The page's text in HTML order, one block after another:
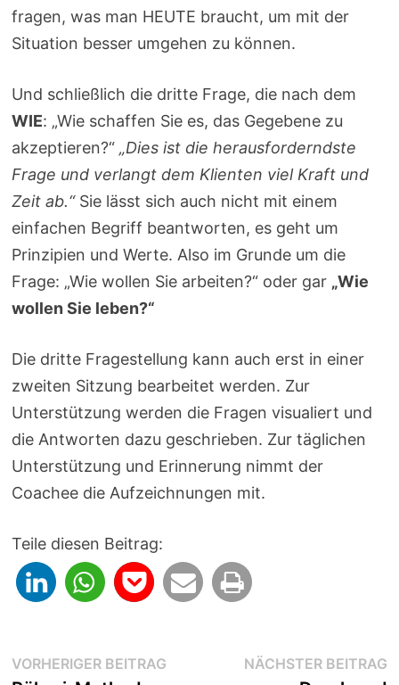
fragen, was man HEUTE braucht, um mit der
Situation besser umgehen zu können.
Und schließlich die dritte Frage, die nach dem
WIE: „Wie schaffen Sie es, das Gegebene zu
akzeptieren?“„Dies ist die herausforderndste
Frage und verlangt dem Klienten viel Kraft und
Zeit ab.“Sie lässt sich auch nicht mit einem
einfachen Begriff beantworten, es geht um
Prinzipien und Werte. Also im Grunde um die
Frage: „Wie wollen Sie arbeiten?“ oder gar „Wie
wollen Sie leben?“
Die dritte Fragestellung kann auch erst in einer
zweiten Sitzung bearbeitet werden. Zur
Unterstützung werden die Fragen visualiert und
die Antworten dazu geschrieben. Zur täglichen
Unterstützung und Erinnerung nimmt der
Coachee die Aufzeichnungen mit.
Teile diesen Beitrag:
Beitragsnavigation
VORHERIGER BEITRAG VorherigerNÄCHSTER BEITRAG